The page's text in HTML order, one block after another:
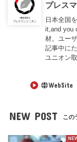
プレス
日本全国
it,and you
材。ユー
記事中に
ユニオン
WebSite
NEW POST この